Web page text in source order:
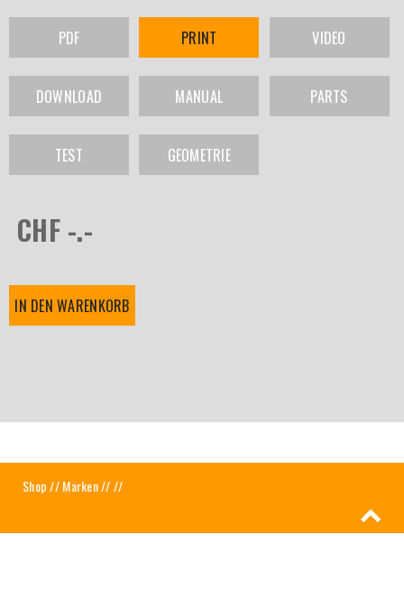
PDF PRINT VIDEO
DOWNLOAD MANUAL PARTS
TEST GEOMETRIE
CHF -.-
IN DEN WARENKORB
Shop//Marken////